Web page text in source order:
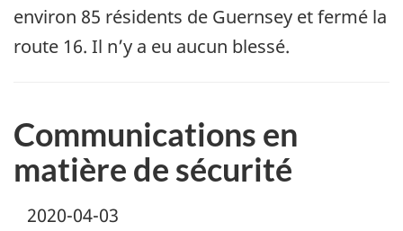
environ 85 résidents de Guernsey et fermé la
route 16. Il n’y a eu aucun blessé.
Communications en
matière de sécurité
2020-04-03